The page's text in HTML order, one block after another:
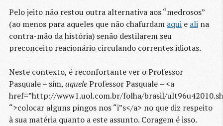
Pelo jeito não restou outra alternativa aos “medrosos”
(ao menos para aqueles que não chafurdam aqui e ali na
contra-mão da história) senão destilarem seu
preconceito reacionário circulando correntes idiotas.
Neste contexto, é reconfortante ver o Professor
Pasquale – sim, aqueleProfessor Pasquale – <a
href=”http://www1.uol.com.br/folha/brasil/
“>colocar alguns pingos nos “i”s</a> no que diz respeito
à sua matéria quanto a este assunto. Coragem é isso.